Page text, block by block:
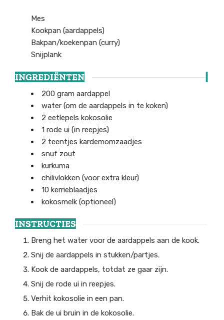
Mes
Kookpan (aardappels)
Bakpan/koekenpan (curry)
Snijplank
INGREDIËNTEN
200 gram aardappel
water (om de aardappels in te koken)
2 eetlepels kokosolie
1 rode ui (in reepjes)
2 teentjes kardemomzaadjes
snuf zout
kurkuma
chilivlokken (voor extra kleur)
10 kerrieblaadjes
kokosmelk (optioneel)
INSTRUCTIES
Breng het water voor de aardappels aan de kook.
Snij de aardappels in stukken/partjes.
Kook de aardappels, totdat ze gaar zijn.
Snij de rode ui in reepjes.
Verhit kokosolie in een pan.
Bak de ui bruin in de kokosolie.